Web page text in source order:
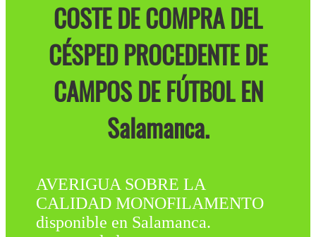
COSTE DE COMPRA DEL
CÉSPED PROCEDENTE DE
CAMPOS DE FÚTBOL EN
Salamanca.
AVERIGUA SOBRE LA
CALIDAD MONOFILAMENTO
disponible en Salamanca.